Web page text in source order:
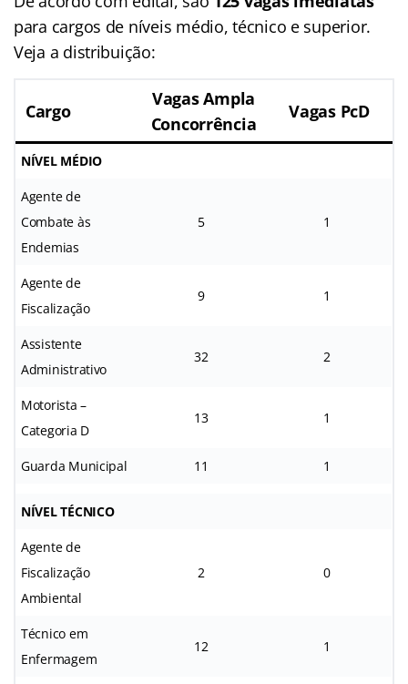
para cargos de níveis médio, técnico e superior.
Veja a distribuição:
Cargo
Vagas Ampla
Concorrência
Vagas PcD
NÍVEL MÉDIO
Agente de
Combate às
Endemias
5 1
Agente de
Fiscalização
9 1
Assistente
Administrativo
32 2
Motorista –
Categoria D
13 1
Guarda Municipal 11 1
NÍVEL TÉCNICO
Agente de
Fiscalização
Ambiental
2 0
Técnico em
Enfermagem
12 1